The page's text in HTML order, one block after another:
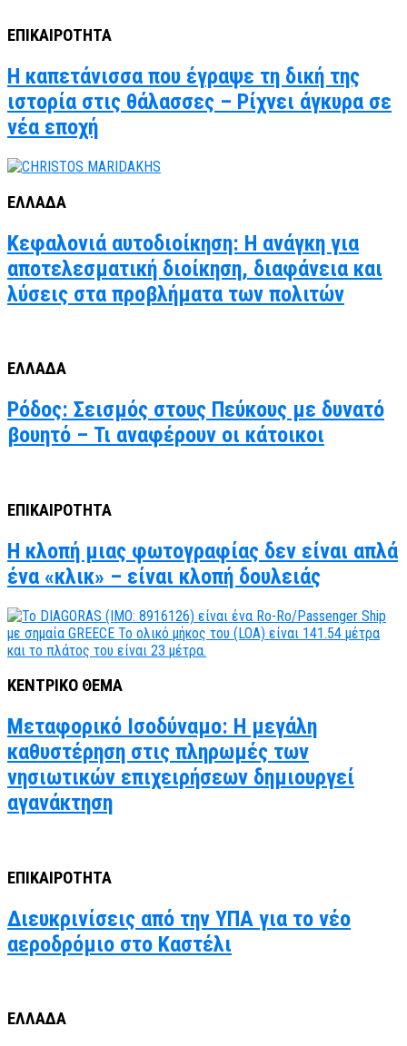
ΕΠΙΚΑΙΡΟΤΗΤΑ
Η καπετάνισσα που έγραψε τη δική της
ιστορία στις θάλασσες – Ρίχνει άγκυρα σε
νέα εποχή
ΕΛΛΑΔΑ
Κεφαλονιά αυτοδιοίκηση: Η ανάγκη για
αποτελεσματική διοίκηση, διαφάνεια και
λύσεις στα προβλήματα των πολιτών
ΕΛΛΑΔΑ
Ρόδος: Σεισμός στους Πεύκους με δυνατό
βουητό – Τι αναφέρουν οι κάτοικοι
ΕΠΙΚΑΙΡΟΤΗΤΑ
Η κλοπή μιας φωτογραφίας δεν είναι απλά
ένα «κλικ» – είναι κλοπή δουλειάς
ΚΕΝΤΡΙΚΟ ΘΕΜΑ
Μεταφορικό Ισοδύναμο: Η μεγάλη
καθυστέρηση στις πληρωμές των
νησιωτικών επιχειρήσεων δημιουργεί
αγανάκτηση
ΕΠΙΚΑΙΡΟΤΗΤΑ
Διευκρινίσεις από την ΥΠΑ για το νέο
αεροδρόμιο στο Καστέλι
ΕΛΛΑΔΑ